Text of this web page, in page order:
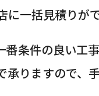
一括見積りがで
条件の良い工
りますので、